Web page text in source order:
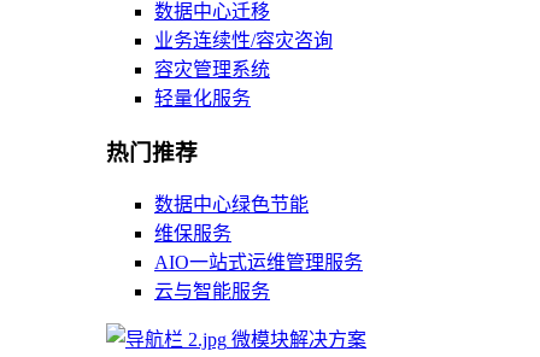
数据中心迁移
业务连续性/容灾咨询
容灾管理系统
轻量化服务
热门推荐
数据中心绿色节能
维保服务
AIO一站式运维管理服务
云与智能服务
微模块解决方案